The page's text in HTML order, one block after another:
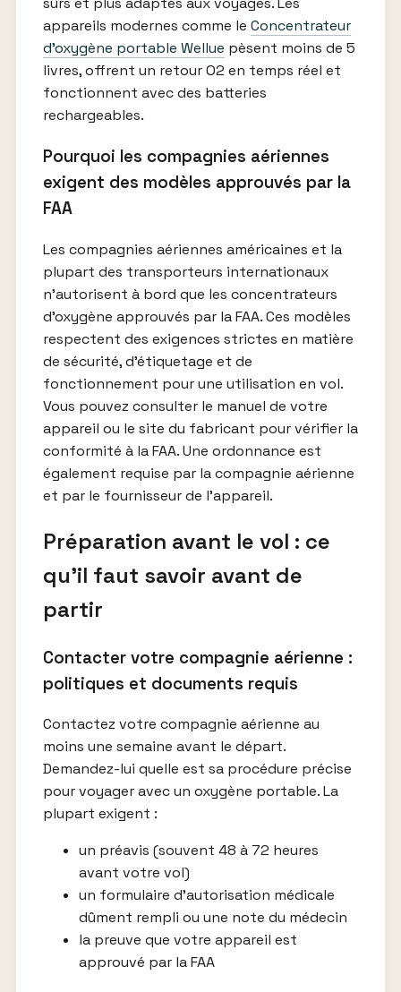
appareils modernes comme le Concentrateur
d'oxygène portable Wellue pèsent moins de 5
livres, offrent un retour O2 en temps réel et
fonctionnent avec des batteries
rechargeables.
Pourquoi les compagnies aériennes
exigent des modèles approuvés par la
FAA
Les compagnies aériennes américaines et la
plupart des transporteurs internationaux
n’autorisent à bord que les concentrateurs
d’oxygène approuvés par la FAA. Ces modèles
respectent des exigences strictes en matière
de sécurité, d’étiquetage et de
fonctionnement pour une utilisation en vol.
Vous pouvez consulter le manuel de votre
appareil ou le site du fabricant pour vérifier la
conformité à la FAA. Une ordonnance est
également requise par la compagnie aérienne
et par le fournisseur de l’appareil.
Préparation avant le vol : ce
qu’il faut savoir avant de
partir
Contacter votre compagnie aérienne :
politiques et documents requis
Contactez votre compagnie aérienne au
moins une semaine avant le départ.
Demandez-lui quelle est sa procédure précise
pour voyager avec un oxygène portable. La
plupart exigent :
un préavis (souvent 48 à 72 heures
avant votre vol)
un formulaire d’autorisation médicale
dûment rempli ou une note du médecin
la preuve que votre appareil est
approuvé par la FAA